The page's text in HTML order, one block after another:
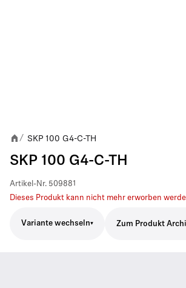
/ SKP 100 G4-C-TH
SKP 100 G4-C-TH
Artikel-Nr. 509881
Dieses Produkt kann nicht mehr erworben
Variante wechseln Zum Produkt